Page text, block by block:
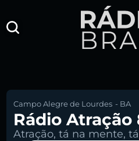
Campo Alegre de Lourdes - BA
Rádio Atração
Atração, tá na mente,